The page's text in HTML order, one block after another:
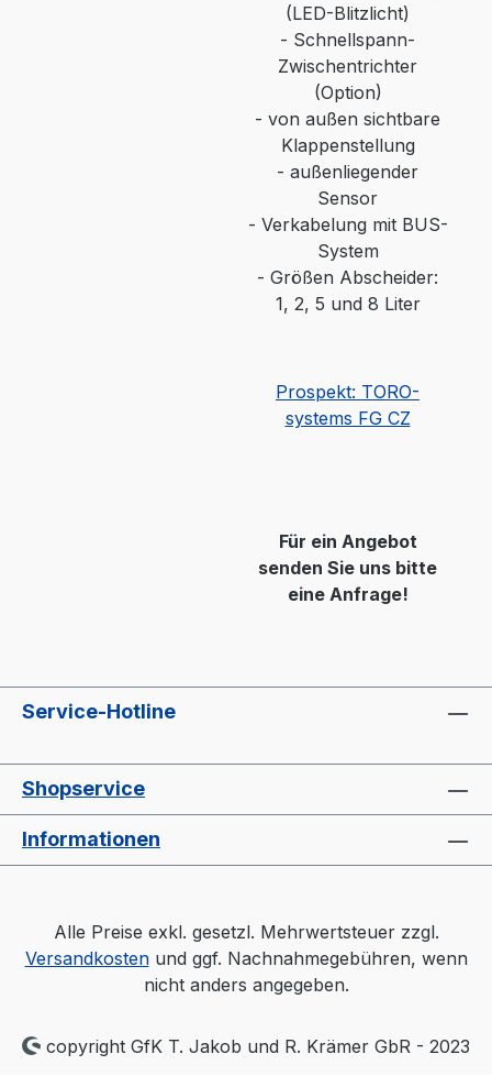
(LED-Blitzlicht)
- Schnellspann-
Zwischentrichter
(Option)
- von außen sichtbare
Klappenstellung
- außenliegender
Sensor
- Verkabelung mit BUS-
System
- Größen Abscheider:
1, 2, 5 und 8 Liter
Prospekt: TORO-
systems FG CZ
Für ein Angebot
senden Sie uns bitte
eine Anfrage!
Service-Hotline
Shopservice
Informationen
Alle Preise exkl. gesetzl. Mehrwertsteuer zzgl.
Versandkostenund ggf. Nachnahmegebühren, wenn
nicht anders angegeben.
copyright GfK T. Jakob und R. Krämer GbR - 2023